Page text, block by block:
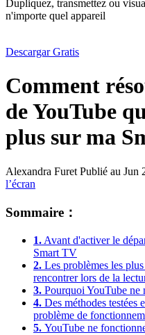
Dupliquez, transmettez ou
n'importe quel appareil
Descargar Gratis
Comment
de YouTube
plus sur ma
Alexandra Furet Publié au Jun
l’écran
Sommaire：
1. Avant d'activer le
Smart TV
2. Les problèmes les
rencontrer lors de la
3. Pourquoi YouTube ne
4. Des méthodes testées
problème de
5. YouTube ne